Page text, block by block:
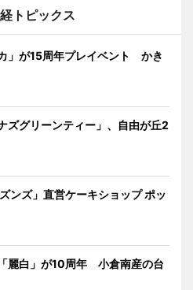
トピックス
」が15周年プレイベント かき
ズグリーンティー」、自由が丘2
ンズ」直営ケーキショップ ポッ
麗白」が10周年 小倉南産の台